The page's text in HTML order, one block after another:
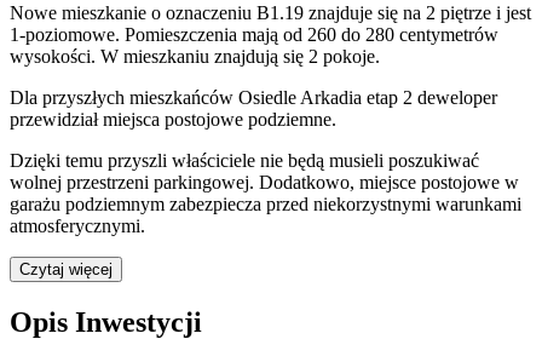
Nowe mieszkanie o oznaczeniu B1.19 znajduje się na 2 piętrze i jest
1-poziomowe. Pomieszczenia mają od 260 do 280 centymetrów
wysokości. W mieszkaniu znajdują się 2 pokoje.
Dla przyszłych mieszkańców Osiedle Arkadia etap 2 deweloper
przewidziałmiejsca postojowe podziemne.
Dzięki temu przyszli właściciele nie będą musieli poszukiwać
wolnej przestrzeni parkingowej. Dodatkowo, miejsce postojowe w
garażu podziemnym zabezpiecza przed niekorzystnymi warunkami
atmosferycznymi.
Czytaj więcej
Opis Inwestycji